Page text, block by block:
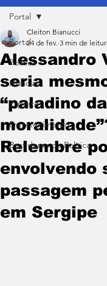
Portal
Política
Notícias
Esporte
Entretenimento
Bastidores da Política
Portal
Alessandro
seria
“paladino da
Relembre
envolvendo
passagem
em Sergipe
Cleiton Bianucci
24 de fev. 3 min de